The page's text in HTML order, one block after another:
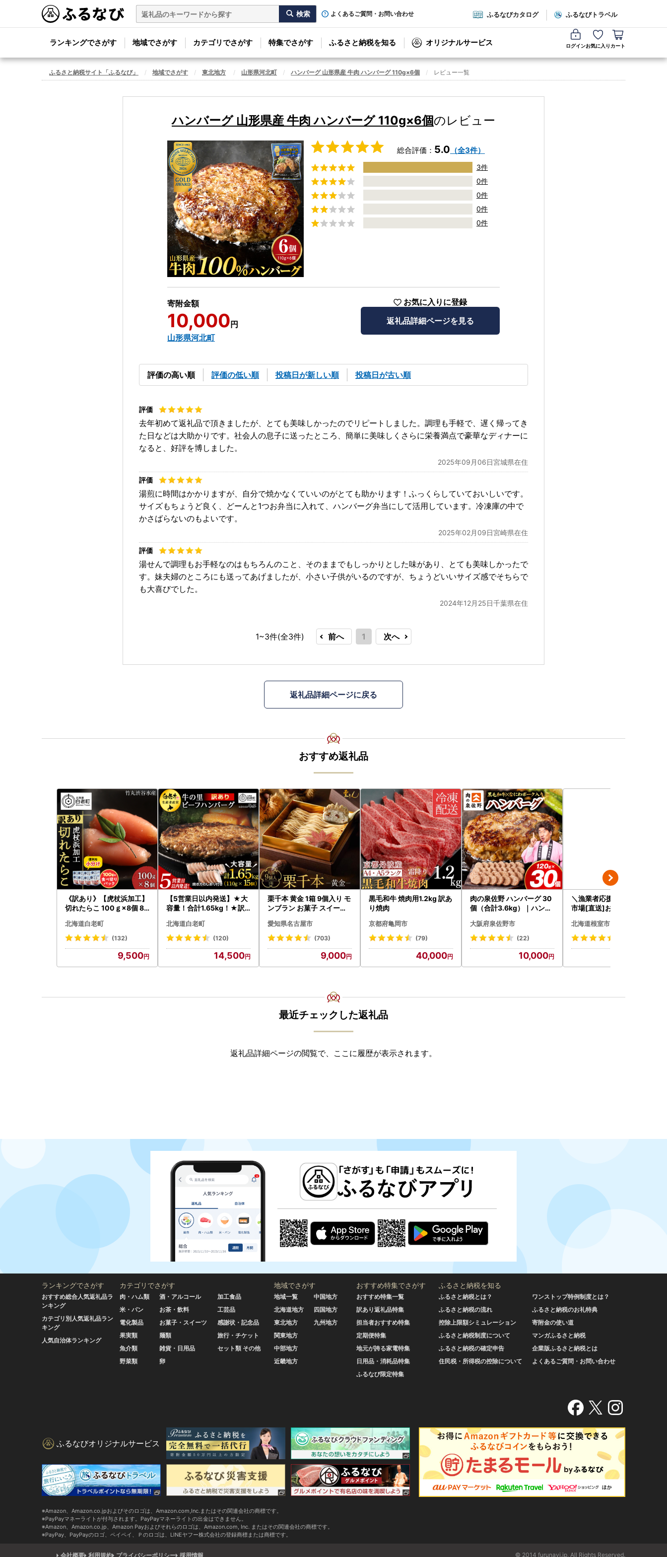
よくあるご質問・お問い合わせ ふるなびカタログ ふるなびトラベル
ランキングでさがす 地域でさがす カテゴリでさがす 特集でさがす ふるさと納税を知る オリジナルサービス ログインお気に入り カート
ふるさと納税サイト「ふるなび」 地域でさがす 東北地方 山形県河北町 ハンバーグ 山形県産 牛肉 ハンバーグ 110g×6個 レビュー一覧
ハンバーグ 山形県産 牛肉 ハンバーグ 110g×6個のレビュー
総合評価： 5.0 （全3件）
3件
0件
0件
0件
0件
寄附金額
10,000 円
山形県河北町
お気に入りに登録
返礼品詳細ページを見る
評価の高い順 評価の低い順 投稿日が新しい順 投稿日が古い順
去年初めて返礼品で頂きましたが、とても美味しかったのでリピートしました。調理も手軽で、遅く帰ってき
た日などは大助かりです。社会人の息子に送ったところ、簡単に美味しくさらに栄養満点で豪華なディナーに
なると、好評を博しました。
2025年09月06日宮城県在住
湯煎に時間はかかりますが、自分で焼かなくていいのがとても助かります！ふっくらしていておいしいです。
サイズもちょうど良く、どーんと1つお弁当に入れて、ハンバーグ弁当にして活用しています。冷凍庫の中で
かさばらないのもよいです。
2025年02月09日宮崎県在住
湯せんで調理もお手軽なのはもちろんのこと、そのままでもしっかりとした味があり、とても美味しかったで
す。妹夫婦のところにも送ってあげましたが、小さい子供がいるのですが、ちょうどいいサイズ感でそちらで
も大喜びでした。
2024年12月25日千葉県在住
1~3件(全3件) 前へ 1 次へ
返礼品詳細ページに戻る
おすすめ返礼品
《訳あり》【虎杖浜加工】
切れたらこ 100ｇ×8個 80
北海道白老町
(132)
9,500
【5営業日以内発送】★大
容量！合計1.65kg！★訳
ーグ(110ｇ5枚入）×3 AG
058
北海道白老町
(120)
14,500
栗千本 黄金 1箱 9個入り モ
ンブラン お菓子 スイーツ
愛知県名古屋市
(703)
9,000
黒毛和牛 焼肉用1.2kg 訳あ
り焼肉
京都府亀岡市
(79)
40,000
肉の泉佐野 ハンバーグ 30
個（合計3.6kg）｜ハンバ
わポーク
大阪府泉佐野市
(22)
10,000
＼漁業者応援品／根室海鮮
市場[直送]お刺身用ほたて
北海道根室市
最近チェックした返礼品
返礼品詳細ページの閲覧で、ここに履歴が表示されます。
ランキングでさがす
おすすめ総合人気返礼品ラ
ンキング
カテゴリ別人気返礼品ラン
キング
人気自治体ランキング
カテゴリでさがす
肉・ハム類
米・パン
電化製品
果実類
魚介類
野菜類
酒・アルコール
お茶・飲料
お菓子・スイーツ
麺類
雑貨・日用品
卵
加工食品
工芸品
感謝状・記念品
旅行・チケット
セット類 その他
地域でさがす
地域一覧
北海道地方
東北地方
関東地方
中部地方
近畿地方
中国地方
四国地方
九州地方
おすすめ特集でさがす
おすすめ特集一覧
訳あり返礼品特集
担当者おすすめ特集
定期便特集
地元が誇る家電特集
日用品・消耗品特集
ふるなび限定特集
ふるさと納税を知る
ふるさと納税とは？
ふるさと納税の流れ
控除上限額シミュレーション
ふるさと納税制度について
ふるさと納税の確定申告
住民税・所得税の控除について
ワンストップ特例制度とは？
ふるさと納税のお礼特典
寄附金の使い道
マンガふるさと納税
企業版ふるさと納税とは
よくあるご質問・お問い合わせ
ふるなびオリジナルサービス
Amazon、Amazon.co.jpおよびそのロゴは、Amazon.com,Inc.またはその関連会社の商標です。
PayPayマネーライトが付与されます。PayPayマネーライトの出金はできません。
Amazon、Amazon.co.jp、Amazon Payおよびそれらのロゴは、Amazon.com, Inc. またはその関連会社の商標です。
PayPay、PayPayのロゴ、ペイペイ、Ｐのロゴは、LINEヤフー株式会社の登録商標または商標です。
会社概要 利用規約 プライバシーポリシー 採用情報 © 2014 furunavi.jp, All Rights Reserved.